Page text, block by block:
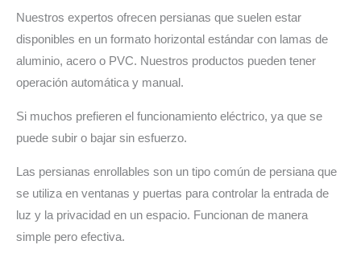
Nuestros expertos ofrecen persianas que suelen estar
disponibles en un formato horizontal estándar con lamas de
aluminio, acero o PVC. Nuestros productos pueden tener
operación automática y manual.
Si muchos prefieren el funcionamiento eléctrico, ya que se
puede subir o bajar sin esfuerzo.
Las persianas enrollables son un tipo común de persiana que
se utiliza en ventanas y puertas para controlar la entrada de
luz y la privacidad en un espacio. Funcionan de manera
simple pero efectiva.